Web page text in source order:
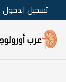
تسجيل الدخول